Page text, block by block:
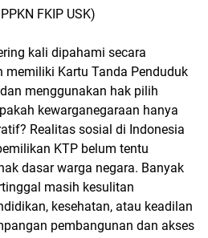
FKIP USK)
kali dipahami secara
memiliki Kartu Tanda Penduduk
menggunakan hak pilih
kewarganegaraan hanya
Realitas sosial di Indonesia
KTP belum tentu
dasar warga negara. Banyak
masih kesulitan
kesehatan, atau keadilan
pembangunan dan akses